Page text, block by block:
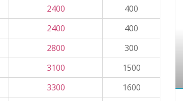
2400
400
2400
400
2800
300
3100
1500
3300
1600